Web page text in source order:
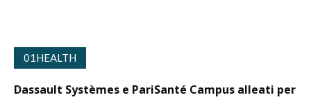
01HEALTH
Dassault Systèmes e PariSanté Campus alleati per